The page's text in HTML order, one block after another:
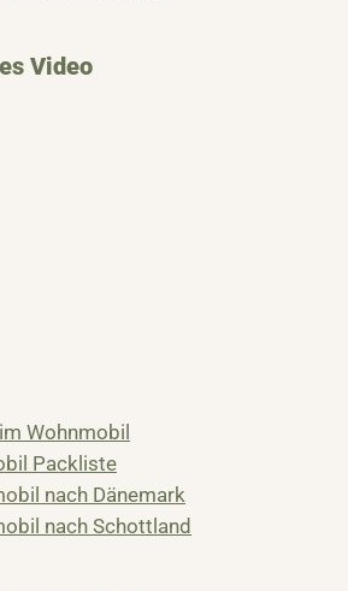
Video
Wohnmobil
Packliste
nach Dänemark
nach Schottland